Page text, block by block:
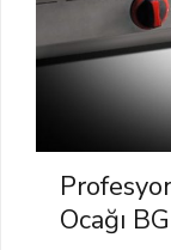
Ocağı